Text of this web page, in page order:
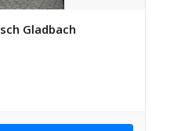
Gladbach